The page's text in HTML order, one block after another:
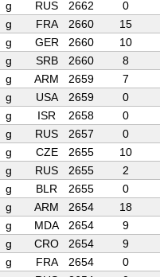
g RUS 2662
0
g FRA 2660
15
g GER 2660
10
g SRB 2660
8
g ARM 2659
7
g USA 2659
0
g ISR 2658
0
g RUS 2657
0
g CZE 2655
10
g RUS 2655
2
g BLR 2655
0
g ARM 2654
18
g MDA 2654
9
g CRO 2654
9
g FRA 2654
0